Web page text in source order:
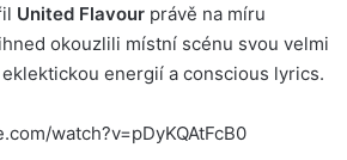
United Flavour právě na míru
okouzlili místní scénu svou velmi
energií a conscious lyrics.
watch?v=pDyKQAtFcB0